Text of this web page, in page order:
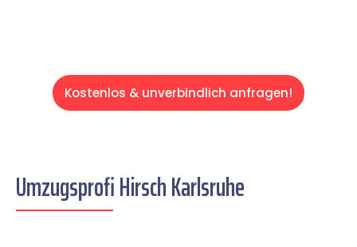
Kostenlos & unverbindlich anfragen!
Umzugsprofi Hirsch Karlsruhe